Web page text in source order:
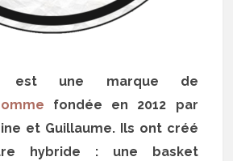
est une marque de
fondée en 2012 par
et Guillaume. Ils ont créé
hybride : une basket